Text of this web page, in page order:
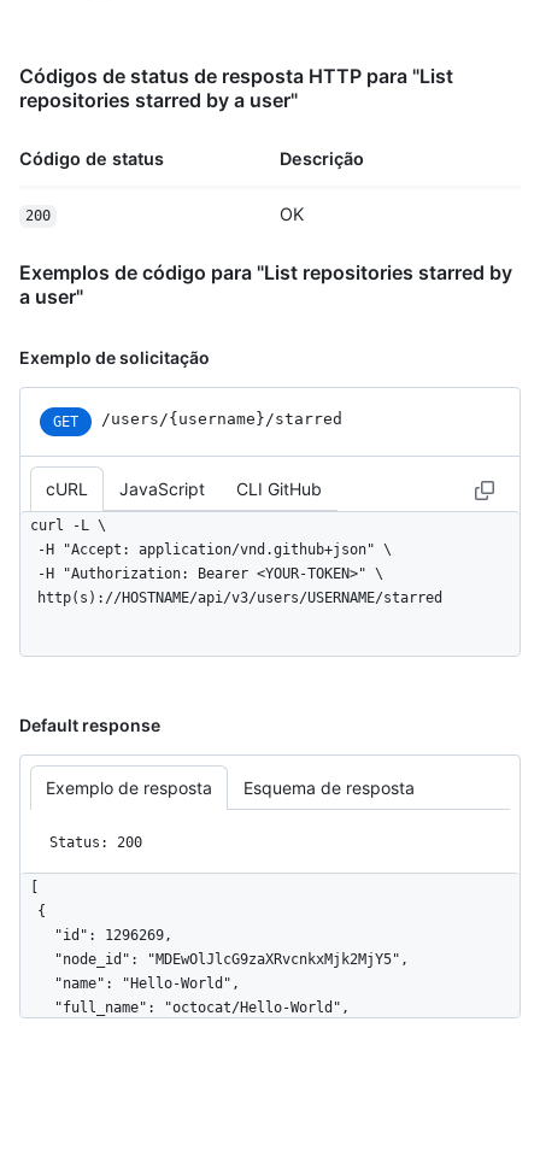
Códigos de status de resposta HTTP para "List
repositories starred by a user"
Código de status Descrição
200 OK
Exemplos de código para "List repositories starred by
a user"
Exemplo de solicitação
GET /users/{username}/starred
cURL JavaScript CLI GitHub
curl -L \
  http(s)://HOSTNAME/api/v3/users/USERNAME/starred
Default response
Exemplo de resposta Esquema de resposta
Status: 200